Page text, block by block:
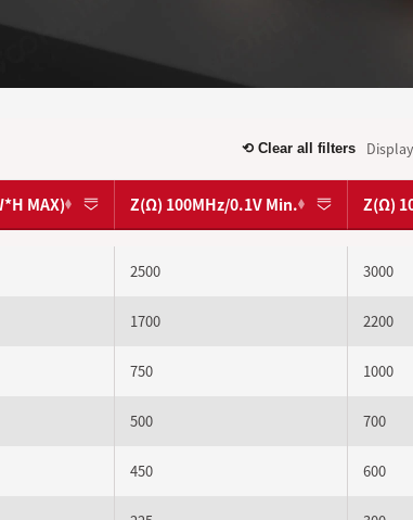
⟲ Clear all filters Display
MAX) Z(Ω) 100MHz/0.1V Min. Z(Ω)
2500 3000
1700 2200
750 1000
500 700
450 600